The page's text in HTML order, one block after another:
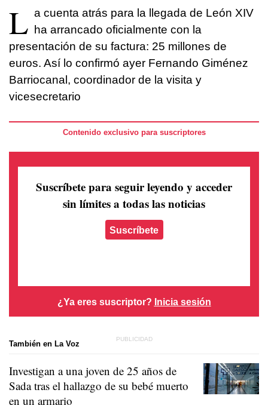
L a cuenta atrás para la llegada de León XIV
ha arrancado oficialmente con la
presentación de su factura: 25 millones de
euros. Así lo confirmó ayer Fernando Giménez
Barriocanal, coordinador de la visita y
vicesecretario
Contenido exclusivo para suscriptores
Suscríbete para seguir leyendo y acceder
sin límites a todas las noticias
Suscríbete
¿Ya eres suscriptor? Inicia sesión
También en La Voz
Investigan a una joven de 25 años de
Sada tras el hallazgo de su bebé muerto
en un armario